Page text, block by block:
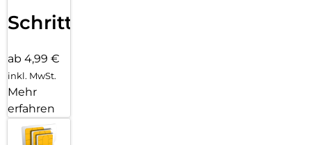
Schritten
ab 4,99 €
inkl. MwSt.
Mehr
erfahren